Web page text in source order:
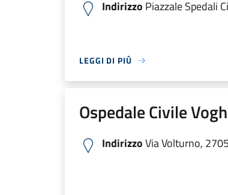
Indirizzo Piazzale Spedali
LEGGI DI PIÙ
Ospedale Civile
IndirizzoVia Volturno,